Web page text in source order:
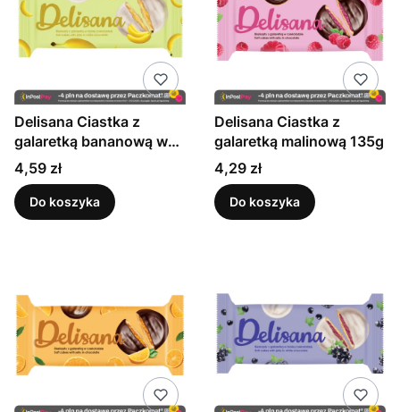
Delisana Ciastka z
galaretką bananową w
białej czekoladzie 135 g
Cena
4,59 zł
Do koszyka
Delisana Ciastka z
galaretką malinową 135g
Cena
4,29 zł
Do koszyka